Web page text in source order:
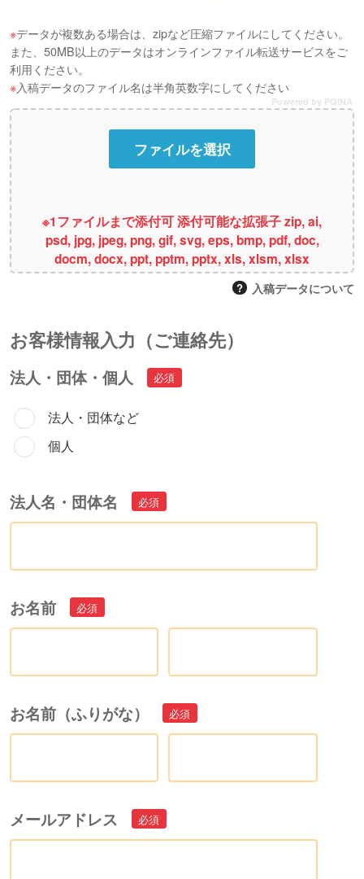
データが複数ある場合は、zipなど圧縮ファイルにしてください。
また、50MB以上のデータはオンラインファイル転送サービスをご
利用ください。
入稿データのファイル名は半角英数字にしてください
Powered by PQINA
ファイルを選択
※1ファイルまで添付可 添付可能な拡張子 zip, ai,
psd, jpg, jpeg, png, gif, svg, eps, bmp, pdf, doc,
docm, docx, ppt, pptm, pptx, xls, xlsm, xlsx
入稿データについて
お客様情報⼊⼒（ご連絡先）
法人・団体・個人
法人・団体など
個人
法人名・団体名
お名前
お名前（ふりがな）
メールアドレス